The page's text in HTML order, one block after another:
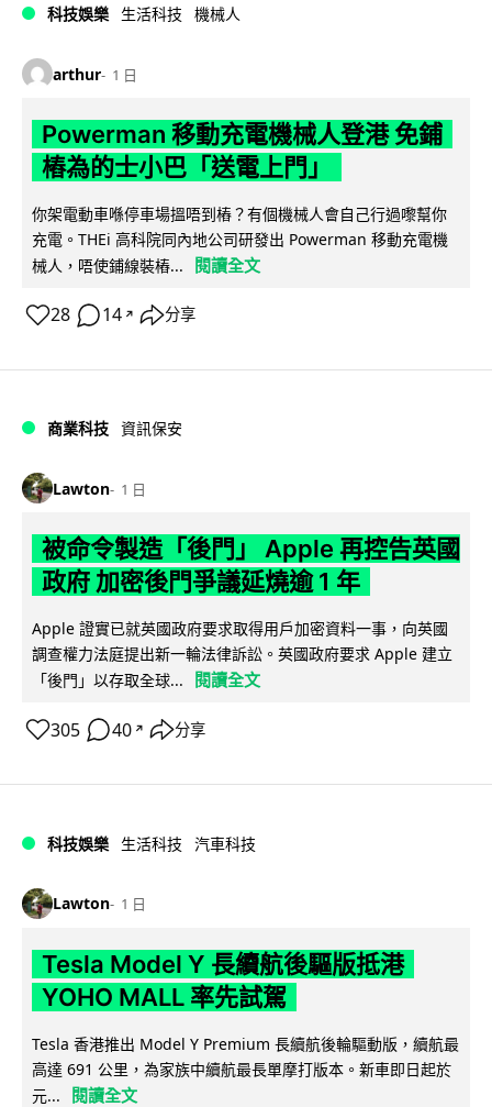
科技娛樂 生活科技 機械人
arthur 1 日
Powerman 移動充電機械人登港 免鋪
樁為的士小巴「送電上門」
你架電動車喺停車場搵唔到樁？有個機械人會自己行過嚟幫你
充電。THEi 高科院同內地公司研發出 Powerman 移動充電機
械人，唔使鋪線裝樁...
閱讀全文
28 14 ↗ 分享
商業科技 資訊保安
Lawton 1 日
被命令製造「後門」 Apple 再控告英國
政府 加密後門爭議延燒逾 1 年
Apple 證實已就英國政府要求取得用戶加密資料一事，向英國
調查權力法庭提出新一輪法律訴訟。英國政府要求 Apple 建立
「後門」以存取全球...
閱讀全文
305 40 ↗ 分享
科技娛樂 生活科技 汽車科技
Lawton 1 日
Tesla Model Y 長續航後驅版抵港
YOHO MALL 率先試駕
Tesla 香港推出 Model Y Premium 長續航後輪驅動版，續航最
高達 691 公里，為家族中續航最長單摩打版本。新車即日起於
元...
閱讀全文